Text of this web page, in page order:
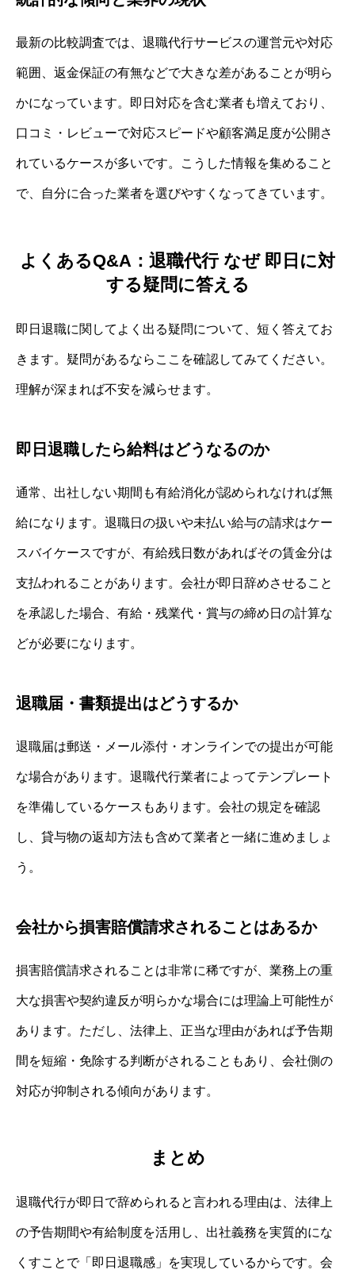
最新の比較調査では、退職代行サービスの運営元や対応
範囲、返金保証の有無などで大きな差があることが明ら
かになっています。即日対応を含む業者も増えており、
口コミ・レビューで対応スピードや顧客満足度が公開さ
れているケースが多いです。こうした情報を集めること
で、自分に合った業者を選びやすくなってきています。
よくあるQ&A：退職代行 なぜ 即日に対
する疑問に答える
即日退職に関してよく出る疑問について、短く答えてお
きます。疑問があるならここを確認してみてください。
理解が深まれば不安を減らせます。
即日退職したら給料はどうなるのか
通常、出社しない期間も有給消化が認められなければ無
給になります。退職日の扱いや未払い給与の請求はケー
スバイケースですが、有給残日数があればその賃金分は
支払われることがあります。会社が即日辞めさせること
を承認した場合、有給・残業代・賞与の締め日の計算な
どが必要になります。
退職届・書類提出はどうするか
退職届は郵送・メール添付・オンラインでの提出が可能
な場合があります。退職代行業者によってテンプレート
を準備しているケースもあります。会社の規定を確認
し、貸与物の返却方法も含めて業者と一緒に進めましょ
う。
会社から損害賠償請求されることはあるか
損害賠償請求されることは非常に稀ですが、業務上の重
大な損害や契約違反が明らかな場合には理論上可能性が
あります。ただし、法律上、正当な理由があれば予告期
間を短縮・免除する判断がされることもあり、会社側の
対応が抑制される傾向があります。
まとめ
退職代行が即日で辞められると言われる理由は、法律上
の予告期間や有給制度を活用し、出社義務を実質的にな
くすことで「即日退職感」を実現しているからです。会